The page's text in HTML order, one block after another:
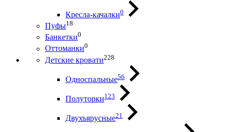
Кресла-качалки0
Пуфы18
Банкетки0
Оттоманки0
Детские кровати228
Односпальные56
Полуторки123
Двухъярусные21